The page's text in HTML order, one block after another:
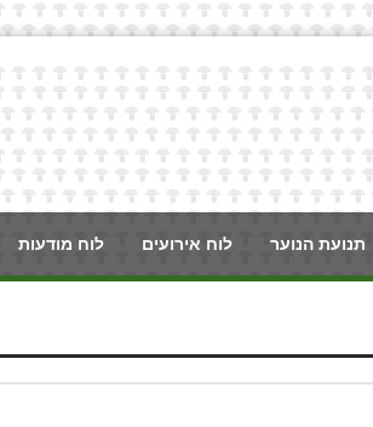
תנועת הנוער לוח אירועים לוח מודעות